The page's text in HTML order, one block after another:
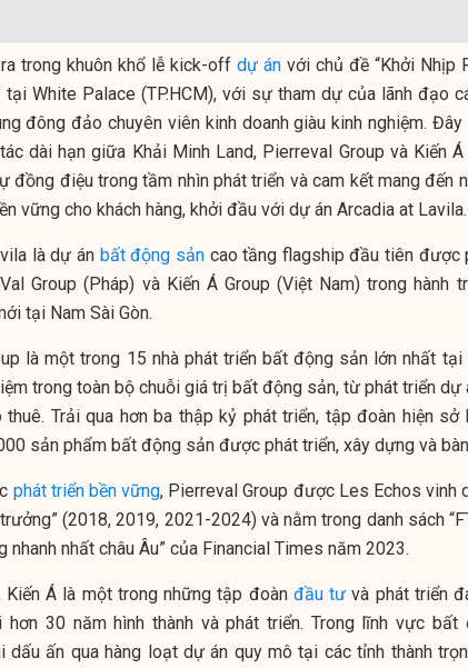
trong khuôn khổ lễ kick-off dự án với chủ đề “Khởi Nhịp
tại White Palace (TP.HCM), với sự tham dự của lãnh đạo
đông đảo chuyên viên kinh doanh giàu kinh nghiệm.
dài hạn giữa Khải Minh Land, Pierreval Group và Kiến
đồng điệu trong tầm nhìn phát triển và cam kết mang đến
vững cho khách hàng, khởi đầu với dự án Arcadia at Lavila.
là dự án bất động sảncao tầng flagship đầu tiên được
Group (Pháp) và Kiến Á Group (Việt Nam) trong hành
tại Nam Sài Gòn.
là một trong 15 nhà phát triển bất động sản lớn nhất tại
trong toàn bộ chuỗi giá trị bất động sản, từ phát triển dự
thuê. Trải qua hơn ba thập kỷ phát triển, tập đoàn hiện sở
sản phẩm bất động sản được phát triển, xây dựng và
phát triển bền vững, Pierreval Group được Les Echos vinh
(2018, 2019, 2021-2024) và nằm trong danh sách
nhanh nhất châu Âu” của Financial Times năm 2023.
Kiến Á là một trong những tập đoàn đầu tư và phát triển
hơn 30 năm hình thành và phát triển. Trong lĩnh vực bất
dấu ấn qua hàng loạt dự án quy mô tại các tỉnh thành